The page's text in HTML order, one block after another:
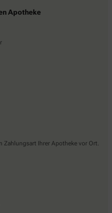
Apotheke
Zahlungsart Ihrer Apotheke vor Ort.